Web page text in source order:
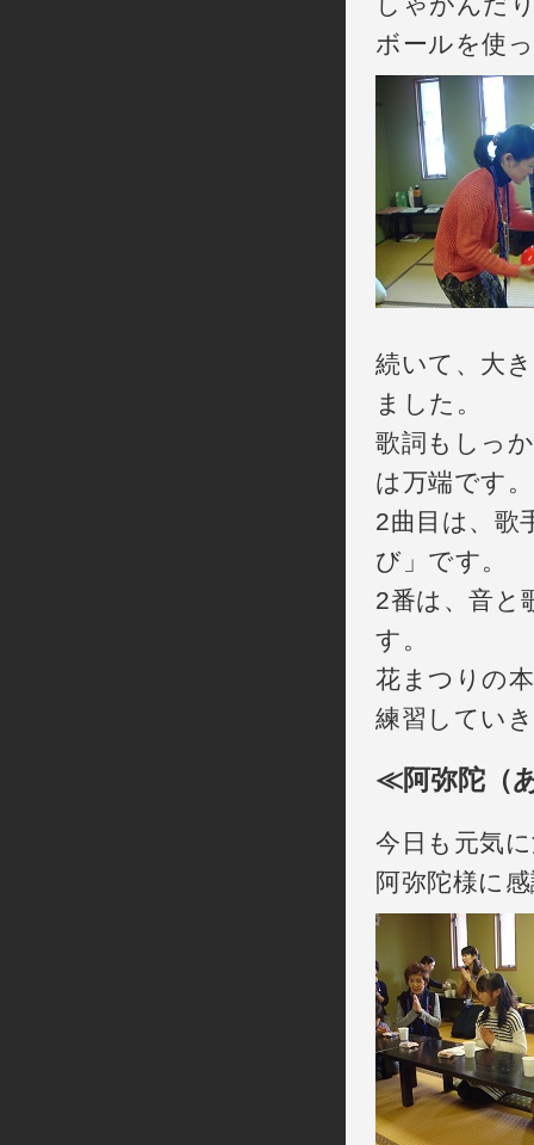
ボールを使
続いて、大
ました。
歌詞もしっ
は万端です。
2曲目は、歌
び」です。
2番は、音と
す。
花まつりの
練習してい
≪阿弥陀（
今日も元気
阿弥陀様に